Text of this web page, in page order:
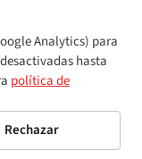
Configuración de cookies
中文PolskiFrançais
Analytics) para
hasta
política de
Rechazar